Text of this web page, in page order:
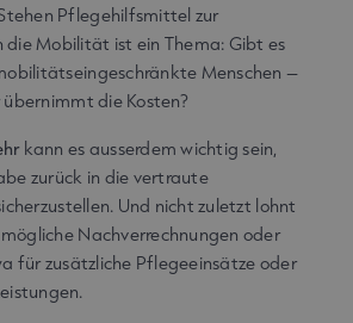
Pflegehilfsmittel zur
die Mobilität ist ein Thema: Gibt es
Menschen –
die Kosten?
kann es ausserdem wichtig sein,
zurück in die vertraute
Und nicht zuletzt lohnt
Nachverrechnungen oder
für zusätzliche Pflegeeinsätze oder